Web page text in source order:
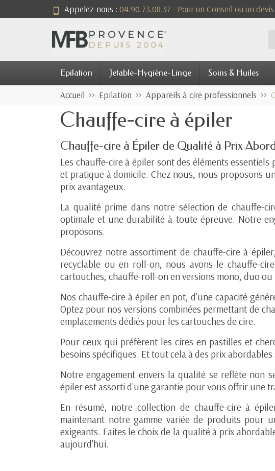
Appelez-nous : 04.90.73.08.37 - Pour un Conseil ou un devis
Epilation Jetable-Hygiène-Linge Soins & Huiles
Accueil Epilation Appareils à cire professionnels
Chauffe-cire à épiler
Chauffe-cire à Épiler de Qualité à Prix
Les chauffe-cire à épiler sont des éléments
et pratique à domicile. Chez nous, nous proposons
prix avantageux.
La qualité prime dans notre sélection de chauffe-
optimale et une durabilité à toute épreuve. Notre
proposons.
Découvrez notre assortiment de chauffe-cire à
recyclable ou en roll-on, nous avons le chauffe-
cartouches, chauffe-roll-on en versions mono, duo
Nos chauffe-cire à épiler en pot, d'une capacité
Optez pour nos versions combinées permettant de
emplacements dédiés pour les cartouches de cire.
Pour ceux qui préfèrent les cires en pastilles et
besoins spécifiques. Et tout cela à des prix
Notre engagement envers la qualité se reflète non
épiler est assorti d'une garantie pour vous offrir une
En résumé, notre collection de chauffe-cire à
maintenant notre gamme variée de produits pour
exigeants. Faites le choix de la qualité à prix
aujourd'hui.